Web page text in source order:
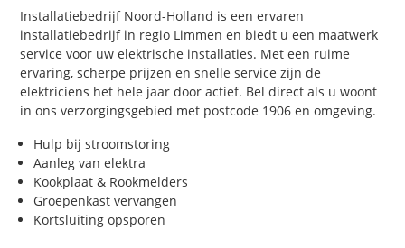
Installatiebedrijf Noord-Holland is een ervaren
installatiebedrijf in regio Limmen en biedt u een maatwerk
service voor uw elektrische installaties. Met een ruime
ervaring, scherpe prijzen en snelle service zijn de
elektriciens het hele jaar door actief. Bel direct als u woont
in ons verzorgingsgebied met postcode 1906 en omgeving.
Hulp bij stroomstoring
Aanleg van elektra
Kookplaat & Rookmelders
Groepenkast vervangen
Kortsluiting opsporen